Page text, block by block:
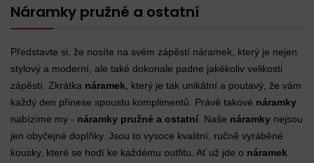
Náramky pružné a ostatní
Představte si, že nosíte na svém zápěstí náramek, který je nejen
stylový a moderní, ale také dokonale padne jakékoliv velikosti
zápěstí. Zkrátka náramek , který je tak unikátní a poutavý, že vám
každý den přinese spoustu komplimentů. Právě takové náramky
nabízíme my - náramky pružné a ostatní . Naše náramky nejsou
jen obyčejné doplňky. Jsou to vysoce kvalitní, ručně vyráběné
kousky, které se hodí ke každému outfitu. Ať už jde o náramek